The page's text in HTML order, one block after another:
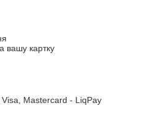
вашу картку
Mastercard - LiqPay